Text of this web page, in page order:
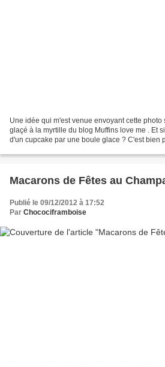
Une idée qui m'est venue envoyant cette photo
glaçé à la myrtille du blog Muffins love me . Et
d'un cupcake par une boule glace ? C'est bien
Macarons de Fêtes au
Publié le 09/12/2012 à 17:52
Par Chocociframboise